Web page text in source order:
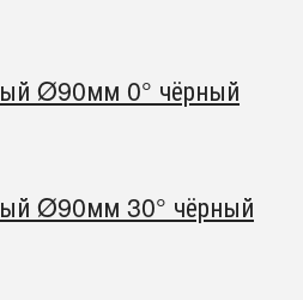
Ø90мм 0° чёрный
Ø90мм 30° чёрный